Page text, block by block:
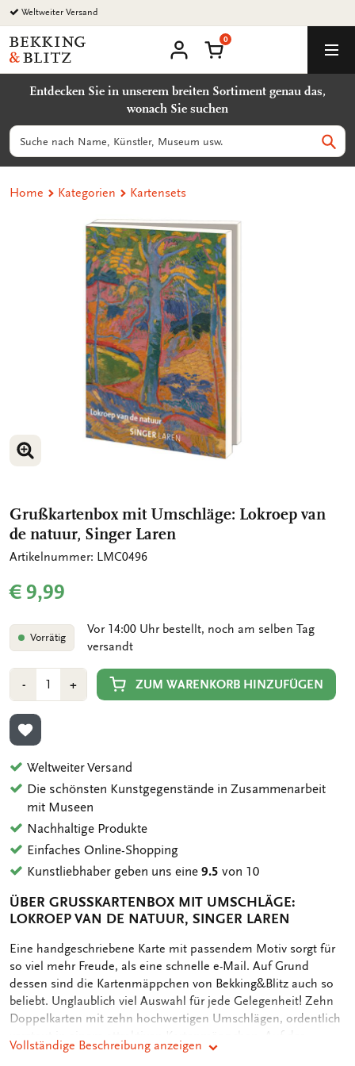
Zurück
zum
Inhalt
Weltweiter Versand
Bekking
&
Uitgevers
Warenkorb
0
Entdecken Sie in unserem breiten Sortiment genau das,
wonach Sie suchen
Suchen
Home Kategorien Kartensets
BILD VERGRÖSSERN
Grußkartenbox mit Umschläge: Lokroep van
de natuur, Singer Laren
Artikelnummer: LMC0496
€ 9,99
Vorrätig
Vor 14:00 Uhr bestellt, noch am selben Tag
versandt
-Min
1
Anzahl
+Plus
1
ZUM WARENKORB HINZUFÜGEN
ZUR WUNSCHLISTE HINZUFÜGEN
Weltweiter Versand
Die schönsten Kunstgegenstände in Zusammenarbeit
mit Museen
Nachhaltige Produkte
Einfaches Online-Shopping
Kunstliebhaber geben uns eine9.5 von 10
ÜBER GRUSSKARTENBOX MIT UMSCHLÄGE: L
OKROEP VAN DE NATUUR, SINGER LAREN
OMSCHRIJVING
Eine handgeschriebene Karte mit passendem Motiv sorgt für
so viel mehr Freude, als eine schnelle e-Mail. Auf Grund
dessen sind die Kartenmäppchen von Bekking&Blitz auch so
beliebt. Unglaublich viel Auswahl für jede Gelegenheit! Zehn
Doppelkarten mit zehn hochwertigen Umschlägen, ordentlich
verstaut in einem attraktiven Kartenmäppchen. Auf der
Rückseite des Mäppchens sind die verschiedenen Motive
Vollständige Beschreibung anzeigen